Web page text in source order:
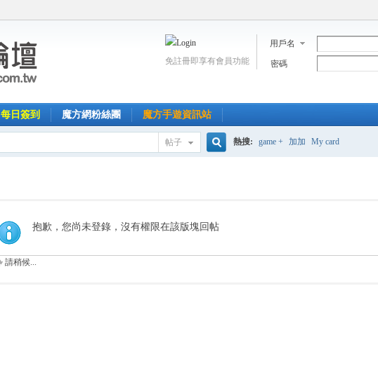
用戶名
密碼
免註冊即享有會員功能
每日簽到 魔方網粉絲團 魔方手遊資訊站
帖子
索
熱搜: game + 加加 My card
抱歉，您尚未登錄，沒有權限在該版塊回帖
請稍候...